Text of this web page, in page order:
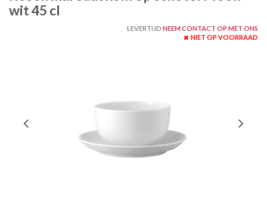
wit 45 cl
LEVERTIJD NEEM CONTACT OP MET ONS
NIET OP VOORRAAD